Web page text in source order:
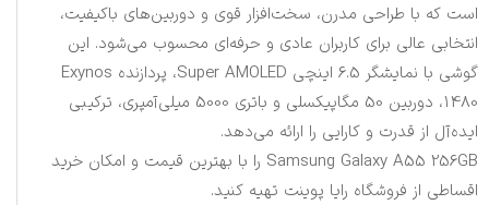
است که با طراحی مدرن، سخت‌افزار قوی و دوربین‌های باکیفیت،
انتخابی عالی برای کاربران عادی و حرفه‌ای محسوب می‌شود. این
گوشی با نمایشگر 6.5 اینچی Super AMOLED، پردازنده Exynos
1480، دوربین 50 مگاپیکسلی و باتری 5000 میلی‌آمپری، ترکیبی
ایده‌آل از قدرت و کارایی را ارائه می‌دهد.
Samsung Galaxy A55 256GB را با بهترین قیمت و امکان خرید
اقساطی از فروشگاه رایا پوینت تهیه کنید.